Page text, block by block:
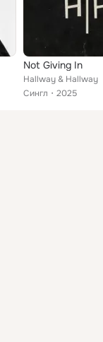
Not Giving In
Hallway & Hallway
Сингл
2025